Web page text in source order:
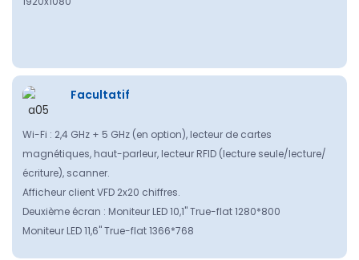
Facultatif
Wi-Fi : 2,4 GHz + 5 GHz (en option), lecteur de cartes
magnétiques, haut-parleur, lecteur RFID (lecture seule/lecture/
écriture), scanner.
Afficheur client VFD 2x20 chiffres.
Deuxième écran : Moniteur LED 10,1" True-flat 1280*800
Moniteur LED 11,6" True-flat 1366*768